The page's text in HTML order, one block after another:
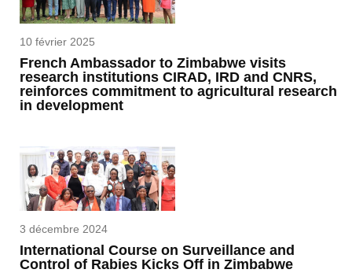
10 février 2025
French Ambassador to Zimbabwe visits
research institutions CIRAD, IRD and CNRS,
reinforces commitment to agricultural research
in development
3 décembre 2024
International Course on Surveillance and
Control of Rabies Kicks Off in Zimbabwe